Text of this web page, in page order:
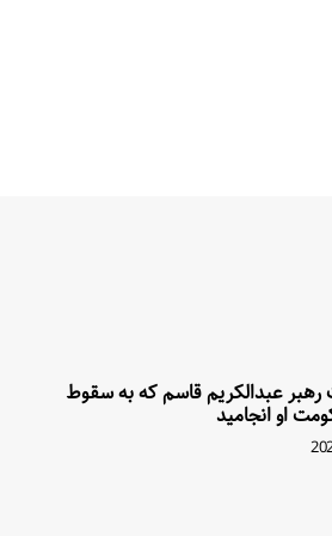
رهبر عبدالکریم قاسم که به سقوط
او انجامید